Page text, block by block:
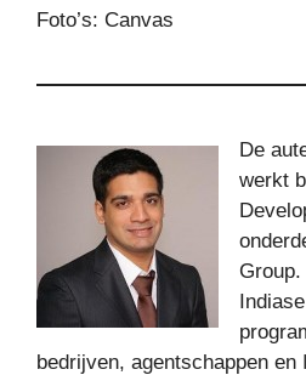
Foto’s: Canvas
De
werkt
bedrijven, agentschappen en